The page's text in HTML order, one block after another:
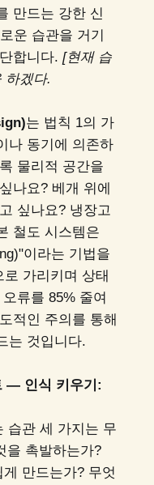
만드는 강한 신
운 습관을 거기
합니다. [현재 습
하겠다.
는 법칙 1의 가
나 동기에 의존하
물리적 공간을
나요? 베개 위에
싶나요? 냉장고
철도 시스템은
이라는 기법을
가리키며 상태
류를 85% 줄여
적인 주의를 통해
는 것입니다.
— 인식 키우기:
습관 세 가지는 무
을 촉발하는가?
만드는가? 무엇